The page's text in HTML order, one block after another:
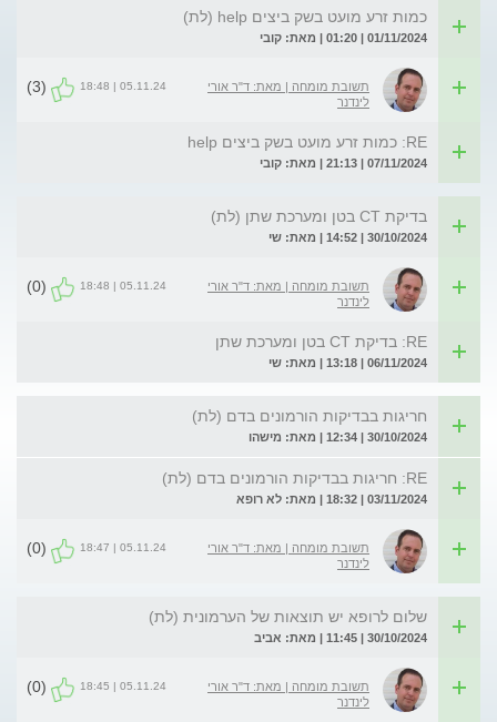
כמות זרע מועט בשק ביצים help (לת)
01/11/2024 | 01:20 | מאת: קובי
תשובת מומחה | מאת: ד"ר אורי
לינדנר
05.11.24 | 18:48
(3)
RE: כמות זרע מועט בשק ביצים help
07/11/2024 | 21:13 | מאת: קובי
בדיקת CT בטן ומערכת שתן (לת)
30/10/2024 | 14:52 | מאת: שי
תשובת מומחה | מאת: ד"ר אורי
לינדנר
05.11.24 | 18:48
(0)
RE: בדיקת CT בטן ומערכת שתן
06/11/2024 | 13:18 | מאת: שי
חריגות בבדיקות הורמונים בדם (לת)
30/10/2024 | 12:34 | מאת: מישהו
RE: חריגות בבדיקות הורמונים בדם (לת)
03/11/2024 | 18:32 | מאת: לא רופא
תשובת מומחה | מאת: ד"ר אורי
לינדנר
05.11.24 | 18:47
(0)
שלום לרופא יש תוצאות של הערמונית (לת)
30/10/2024 | 11:45 | מאת: אביב
תשובת מומחה | מאת: ד"ר אורי
לינדנר
05.11.24 | 18:45
(0)